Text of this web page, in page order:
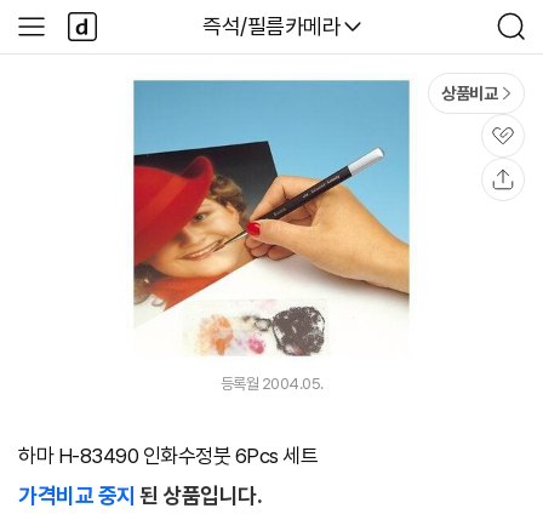
다나와
즉석/필름카메라
검
색
사
이
다
나
와
상품비교
관
심
등록월 2004.05.
하마 H-83490 인화수정붓 6Pcs 세트
가격비교 중지 된 상품입니다.